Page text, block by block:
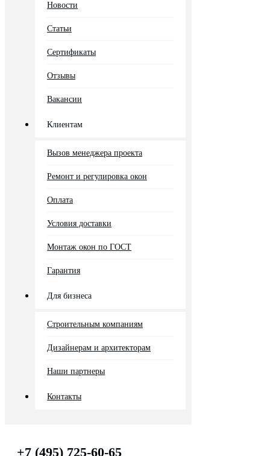
Новости
Статьи
Сертификаты
Отзывы
Вакансии
Клиентам
Вызов менеджера проекта
Ремонт и регулировка окон
Оплата
Условия доставки
Монтаж окон по ГОСТ
Гарантия
Для бизнеса
Строительным компаниям
Дизайнерам и архитекторам
Наши партнеры
Контакты
+7 (495) 725-60-65